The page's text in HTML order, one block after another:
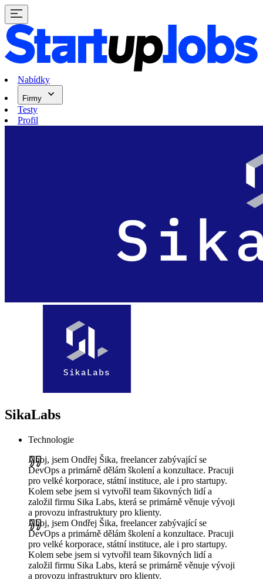
Nabídky
Firmy
Testy
Profil
SikaLabs
Technologie
Ahoj, jsem Ondřej Šika, freelancer zabývající se
DevOps a primárně dělám školení a konzultace. Pracuji
pro velké korporace, státní instituce, ale i pro startupy.
Kolem sebe jsem si vytvořil team šikovných lidí a
založil firmu Sika Labs, která se primárně věnuje vývoji
a provozu infrastruktury pro klienty.
Ahoj, jsem Ondřej Šika, freelancer zabývající se
DevOps a primárně dělám školení a konzultace. Pracuji
pro velké korporace, státní instituce, ale i pro startupy.
Kolem sebe jsem si vytvořil team šikovných lidí a
založil firmu Sika Labs, která se primárně věnuje vývoji
a provozu infrastruktury pro klienty.